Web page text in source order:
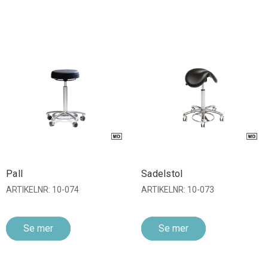
Pall
ARTIKELNR: 10-074
Se mer
Sadelstol
ARTIKELNR: 10-073
Se mer